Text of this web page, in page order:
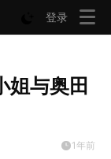
登录
姐与奥田
1年前